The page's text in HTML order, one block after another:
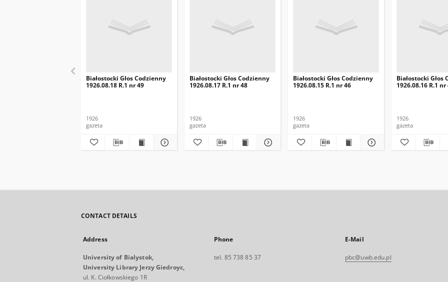
Białostocki Głos Codzienny
1926.08.18 R.1 nr 49
1926
gazeta
Białostocki Głos Codzienny
1926.08.17 R.1 nr 48
1926
gazeta
Białostocki Głos Codzienny
1926.08.15 R.1 nr 46
1926
gazeta
Białostocki Głos
1926.08.16 R.1 nr
1926
gazeta
CONTACT DETAILS
Address
University of Bialystok,
University Library Jerzy Giedroyc,
ul. K. Ciołkowskiego 1R
Phone
tel. 85 738 85 37
E-Mail
pbc@uwb.edu.pl